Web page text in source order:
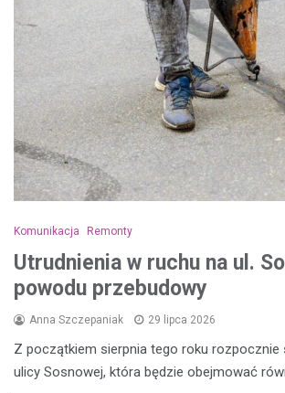
Komunikacja Remonty
Utrudnienia w ruchu na ul.
powodu przebudowy
Anna Szczepaniak 29 lipca 2026
Z początkiem sierpnia tego roku rozpocznie
ulicy Sosnowej, która będzie obejmować